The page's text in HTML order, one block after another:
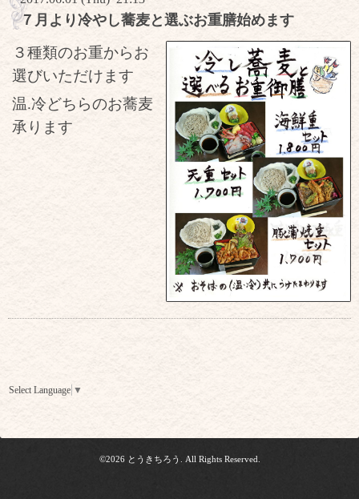
７月より冷やし蕎麦と選ぶお重膳始めます
３種類のお重からお
選びいただけます
温.冷どちらのお蕎麦
承ります
Select Language ▼
©2026 とうきちろう . All Rights Reserved.